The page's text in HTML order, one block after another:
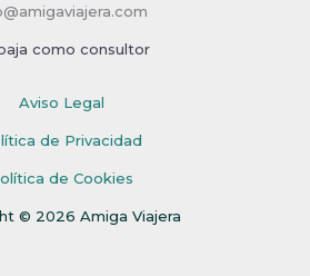
como consultor
Aviso Legal
de Privacidad
de Cookies
© 2026 Amiga Viajera